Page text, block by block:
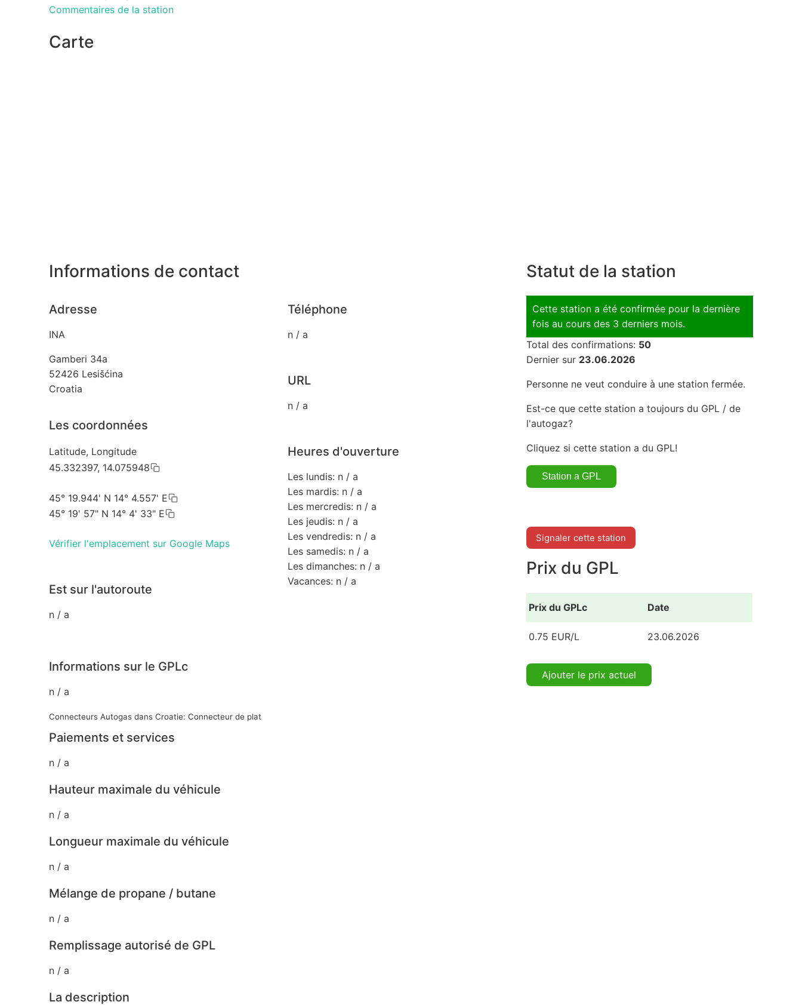
Commentaires de la station
Carte
Informations de contact
Adresse
INA
Gamberi 34a
52426 Lesišćina
Croatia
Les coordonnées
Latitude, Longitude
45.332397, 14.075948
45° 19.944' N 14° 4.557' E
45° 19' 57" N 14° 4' 33" E
Vérifier l'emplacement sur Google Maps
Est sur l'autoroute
n / a
Téléphone
n / a
URL
n / a
Heures d'ouverture
Les lundis: n / a
Les mardis: n / a
Les mercredis: n / a
Les jeudis: n / a
Les vendredis: n / a
Les samedis: n / a
Les dimanches: n / a
Vacances: n / a
Informations sur le GPLc
n / a
Connecteurs Autogas dans Croatie: Connecteur de plat
Paiements et services
n / a
Hauteur maximale du véhicule
n / a
Longueur maximale du véhicule
n / a
Mélange de propane / butane
n / a
Remplissage autorisé de GPL
n / a
La description
Statut de la station
Cette station a été confirmée pour la dernière
fois au cours des 3 derniers mois.
Total des confirmations: 50
Dernier sur 23.06.2026
Personne ne veut conduire à une station fermée.
Est-ce que cette station a toujours du GPL / de
l'autogaz?
Cliquez si cette station a du GPL!
Signaler cette station
Prix du GPL
Prix du GPLc Date
0.75 EUR/L 23.06.2026
Ajouter le prix actuel